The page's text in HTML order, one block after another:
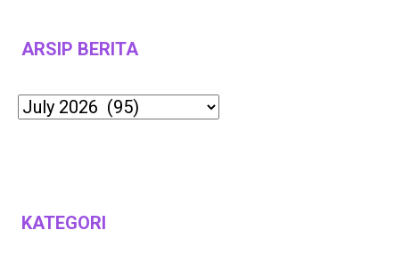
ARSIP BERITA
Archives
KATEGORI